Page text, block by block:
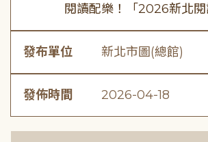
閱讀配樂！「2026新北
發布單位 新北市圖(總館)
發佈時間 2026-04-18